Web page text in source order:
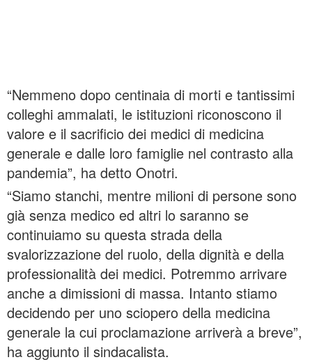
“Nemmeno dopo centinaia di morti e tantissimi
colleghi ammalati, le istituzioni riconoscono il
valore e il sacrificio dei medici di medicina
generale e dalle loro famiglie nel contrasto alla
pandemia”, ha detto Onotri.
“Siamo stanchi, mentre milioni di persone sono
già senza medico ed altri lo saranno se
continuiamo su questa strada della
svalorizzazione del ruolo, della dignità e della
professionalità dei medici. Potremmo arrivare
anche a dimissioni di massa. Intanto stiamo
decidendo per uno sciopero della medicina
generale la cui proclamazione arriverà a breve”,
ha aggiunto il sindacalista.